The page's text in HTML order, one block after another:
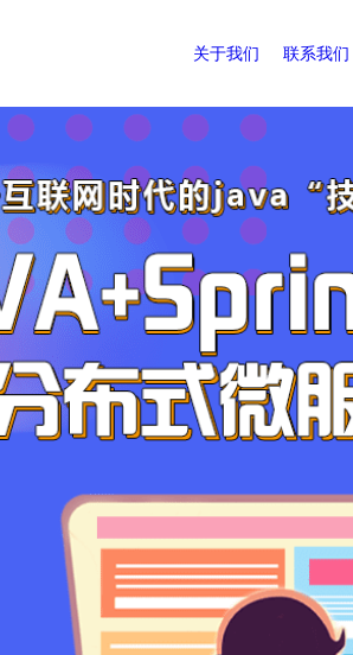
关于我们 联系我们